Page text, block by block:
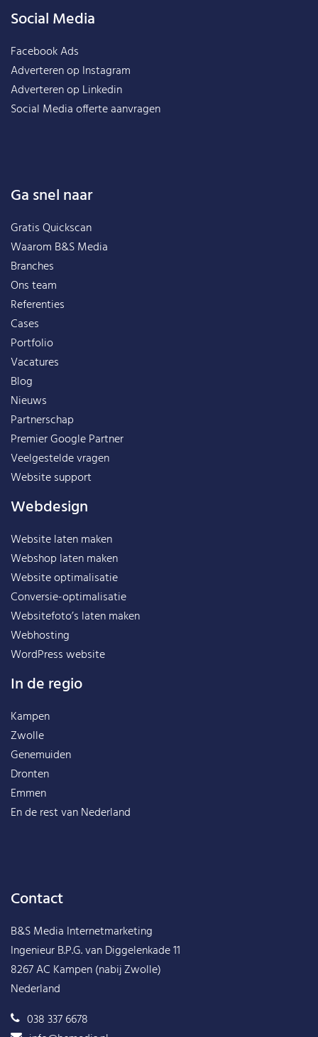
Social Media
Facebook Ads
Adverteren op Instagram
Adverteren op Linkedin
Social Media offerte aanvragen
Ga snel naar
Gratis Quickscan
Waarom B&S Media
Branches
Ons team
Referenties
Cases
Portfolio
Vacatures
Blog
Nieuws
Partnerschap
Premier Google Partner
Veelgestelde vragen
Website support
Webdesign
Website laten maken
Webshop laten maken
Website optimalisatie
Conversie-optimalisatie
Websitefoto’s laten maken
Webhosting
WordPress website
In de regio
Kampen
Zwolle
Genemuiden
Dronten
Emmen
En de rest vanNederland
Contact
B&S Media Internetmarketing
Ingenieur B.P.G. van Diggelenkade 11
8267 AC Kampen (nabij Zwolle)
Nederland
038 337 6678